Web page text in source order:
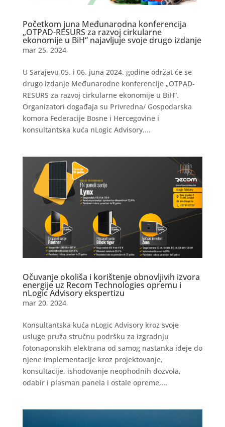
Početkom juna Međunarodna konferencija
„OTPAD-RESURS za razvoj cirkularne
ekonomije u BiH“ najavljuje svoje drugo izdanje
mar 25, 2024
U Sarajevu 05. i 06. juna 2024. godine održat će se
drugo izdanje Međunarodne konferencije „OTPAD-
RESURS za razvoj cirkularne ekonomije u BiH“.
Organizatori događaja su Privredna/ Gospodarska
komora Federacije Bosne i Hercegovine i
konsultantska kuća nLogic Advisory....
Očuvanje okoliša i korištenje obnovljivih izvora
energije uz Recom Technologies opremu i
nLogic Advisory ekspertizu
mar 20, 2024
Konsultantska kuća nLogic Advisory kroz svoje
usluge pruža stručnu podršku za izgradnju
fotonaponskih elektrana od samog nastanka ideje do
njene implementacije kroz projektovanje,
konsultacije, ishodovanje neophodnih dozvola,
odabir i plasman panela i ostale opreme,...